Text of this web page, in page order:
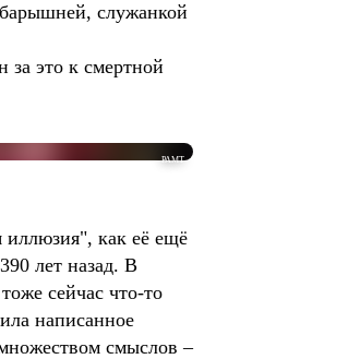
служанкой
за это к смертной
РАМТ
иллюзия", как её ещё
лет назад. В
сейчас что-то
написанное
смыслов –